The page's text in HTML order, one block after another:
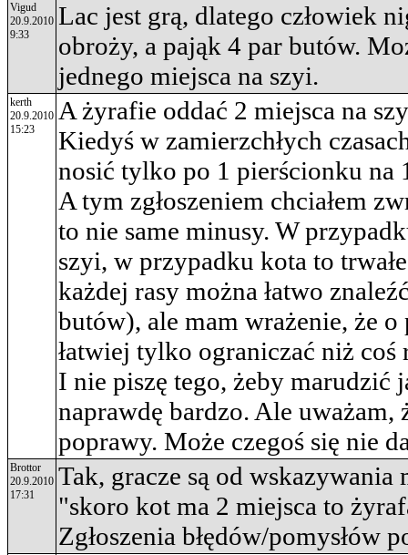
Vigud
20.9.2010
9:33
Lac jest grą, dlatego człowiek
obroży, a pająk 4 par butów.
jednego miejsca na szyi.
kerth
20.9.2010
15:23
A żyrafie oddać 2 miejsca na
Kiedyś w zamierzchłych
nosić tylko po 1 pierścionku na
A tym zgłoszeniem chciałem
to nie same minusy. W
szyi, w przypadku kota to
każdej rasy można łatwo
butów), ale mam wrażenie, że
łatwiej tylko ograniczać niż coś
I nie piszę tego, żeby marudzić
naprawdę bardzo. Ale uważam,
poprawy. Może czegoś się nie
Brottor
20.9.2010
17:31
Tak, gracze są od
"skoro kot ma 2 miejsca to
Zgłoszenia błędów/